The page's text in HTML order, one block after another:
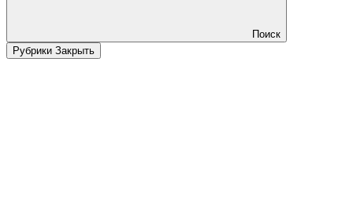
Поиск
Рубрики Закрыть